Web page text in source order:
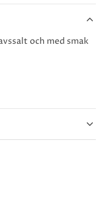
och med smak